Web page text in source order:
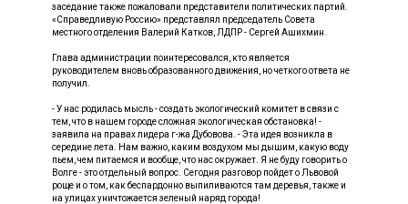
заседание также пожаловали представители политических партий.
«Справедливую Россию» представлял председатель Совета
местного отделения Валерий Катков, ЛДПР - Сергей Ашихмин.
Глава администрации поинтересовался, кто является
руководителем вновь образованного движения, но четкого ответа не
получил.
- У нас родилась мысль - создать экологический комитет в связи с
тем, что в нашем городе сложная экологическая обстановка! -
заявила на правах лидера г-жа Дубовова. - Эта идея возникла в
середине лета. Нам важно, каким воздухом мы дышим, какую воду
пьем, чем питаемся и вообще, что нас окружает. Я не буду говорить о
Волге - это отдельный вопрос. Сегодня разговор пойдет о Львовой
роще и о том, как беспардонно выпиливаются там деревья, также и
на улицах уничтожается зеленый наряд города!